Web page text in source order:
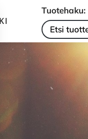
Tuotehaku: